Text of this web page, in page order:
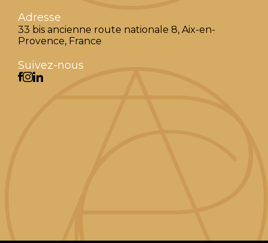
Adresse
33 bis ancienne route nationale 8, Aix-en-
Provence, France
Suivez-nous